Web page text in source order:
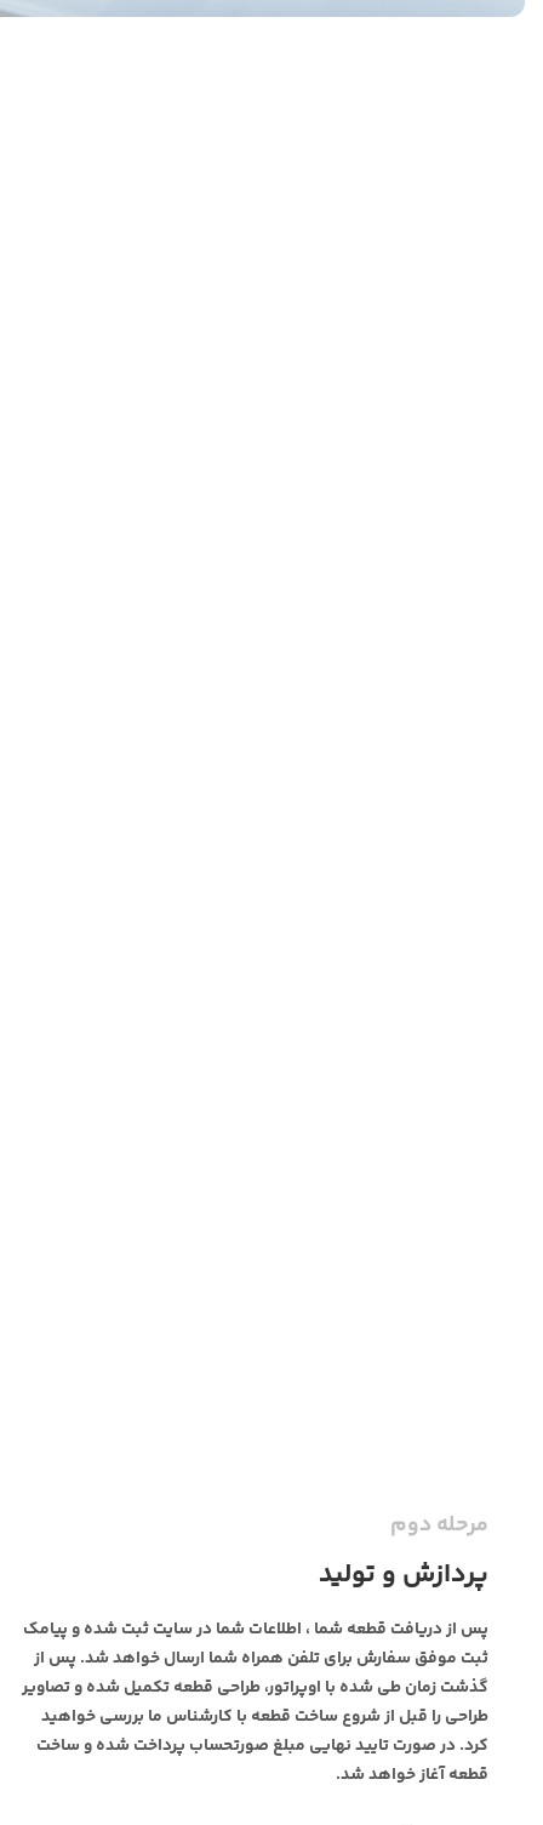
مرحله دوم
پردازش و تولید
پس از دریافت قطعه شما ، اطلاعات شما در سایت ثبت شده و پیامک
ثبت موفق سفارش برای تلفن همراه شما ارسال خواهد شد. پس از
گذشت زمان طی شده با اوپراتور، طراحی قطعه تکمیل شده و تصاویر
طراحی را قبل از شروع ساخت قطعه با کارشناس ما بررسی خواهید
کرد. در صورت تایید نهایی مبلغ صورتحساب پرداخت شده و ساخت
قطعه آغاز خواهد شد.